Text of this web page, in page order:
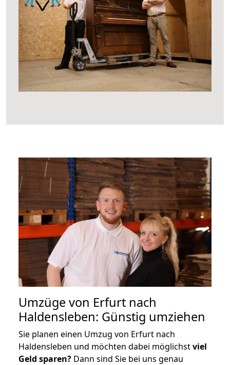
Umzüge von Erfurt nach
Haldensleben: Günstig umziehen
Sie planen einen Umzug von Erfurt nach
Haldensleben und möchten dabei möglichstviel
Geld sparen? Dann sind Sie bei uns genau